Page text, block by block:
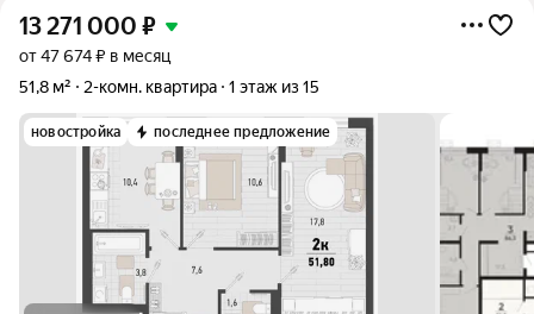
13 271 000 ₽
от 47 674 ₽ в месяц
51,8 м²
2-комн. квартира 1 этаж из 15
новостройка последнее предложение